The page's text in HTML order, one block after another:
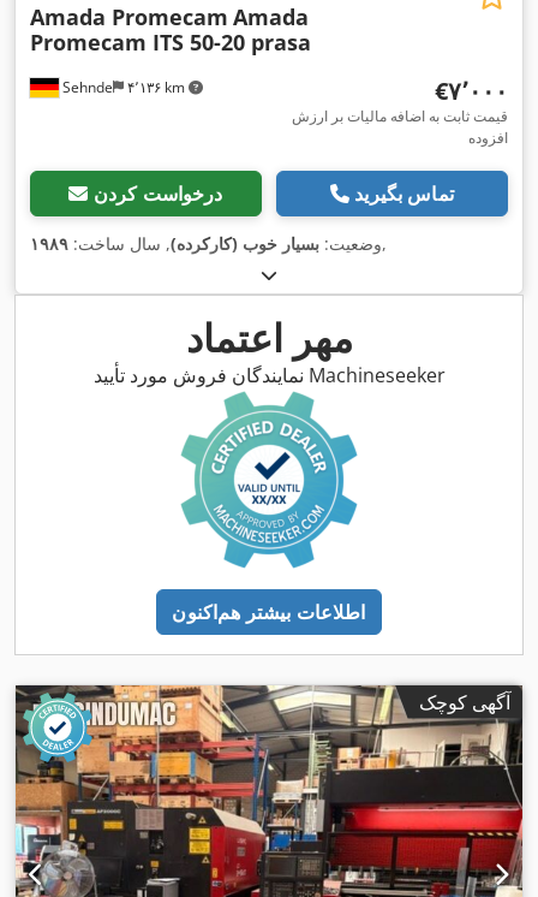
Sehnde ۴٬۱۳۶ km
Amada Promecam Amada
Promecam ITS 50-20 prasa
‎€۷٬۰۰۰
قیمت ثابت به اضافه مالیات بر ارزش
افزوده
درخواست کردن تماس بگیرید
وضعیت: بسیار خوب (کارکرده), سال ساخت: ۱۹۸۹ ,
مهر اعتماد
نمایندگان فروش مورد تأیید Machineseeker
اطلاعات بیشتر هم‌اکنون
آگهی کوچک